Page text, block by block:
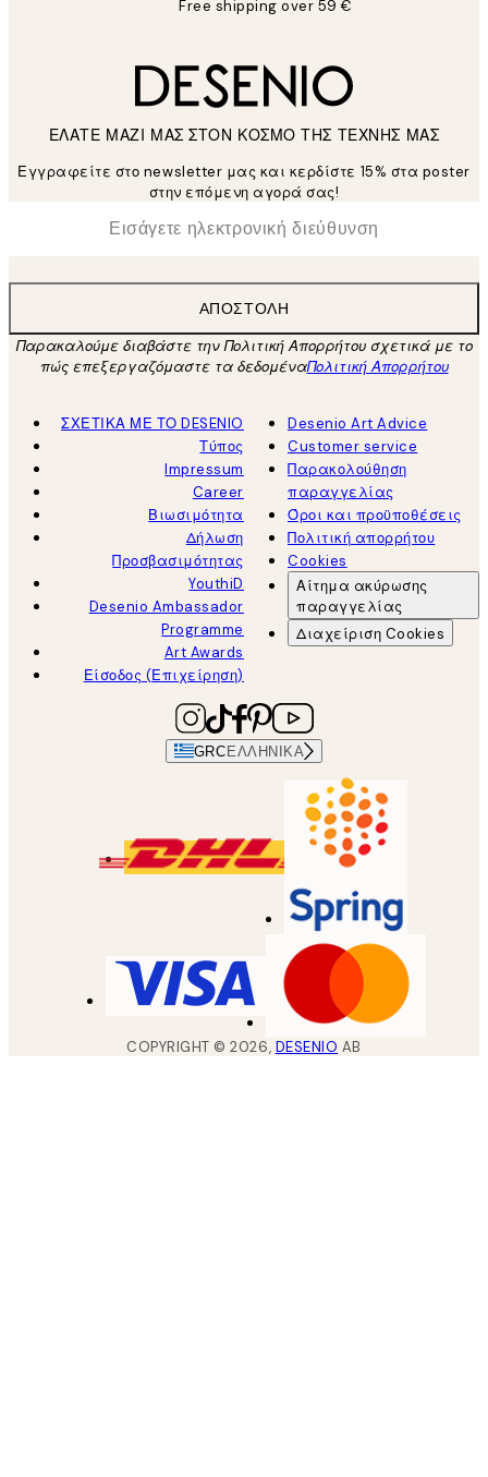
Free shipping over 59 €
ΕΛΑΤΕ ΜΑΖΙ ΜΑΣ ΣΤΟΝ ΚΟΣΜΟ ΤΗΣ ΤΕΧΝΗΣ ΜΑΣ
Εγγραφείτε στο newsletter μας και κερδίστε 15% στα poster
στην επόμενη αγορά σας!
Ηλεκτρονική Διεύθυνση
ΑΠΟΣΤΟΛΉ
Παρακαλούμε διαβάστε την Πολιτική Απορρήτου σχετικά με το
πώς επεξεργαζόμαστε τα δεδομέναΠολιτική Απορρήτου
ΣΧΕΤΙΚΑ ΜΕ ΤΟ DESENIO
Τύπος
Impressum
Career
Βιωσιμότητα
Δήλωση
Προσβασιμότητας
YouthiD
Desenio Ambassador
Programme
Art Awards
Είσοδος (Επιχείρηση)
Desenio Art Advice
Customer service
Παρακολούθηση
παραγγελίας
Όροι και προϋποθέσεις
Πολιτική απορρήτου
Cookies
Αίτημα ακύρωσης
παραγγελίας
Διαχείριση Cookies
GRCΕΛΛΗΝΙΚΆ
COPYRIGHT ©2026, DESENIO AB